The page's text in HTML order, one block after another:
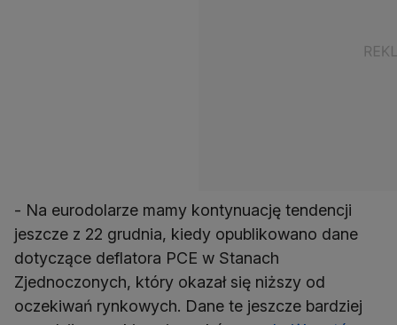
- Na eurodolarze mamy kontynuację tendencji
jeszcze z 22 grudnia, kiedy opublikowano dane
dotyczące deflatora PCE w Stanach
Zjednoczonych, który okazał się niższy od
oczekiwań rynkowych. Dane te jeszcze bardziej